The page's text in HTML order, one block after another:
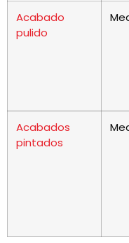
Acabado
pulido
Acabados
pintados